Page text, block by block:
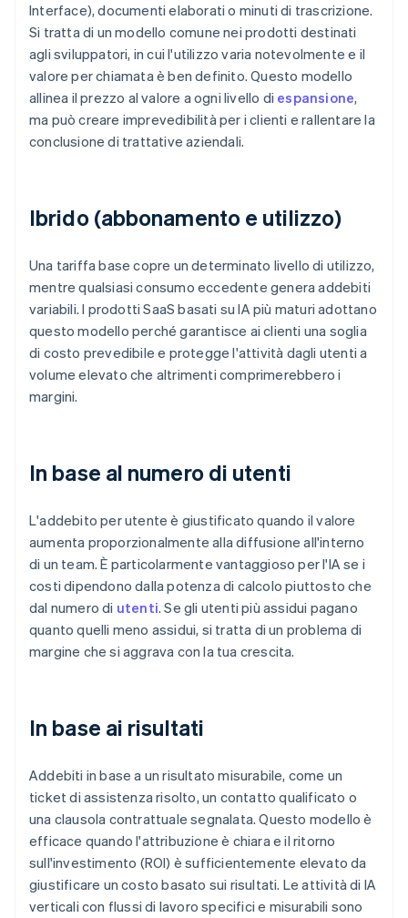
Interface), documenti elaborati o minuti di trascrizione.
Si tratta di un modello comune nei prodotti destinati
agli sviluppatori, in cui l'utilizzo varia notevolmente e il
valore per chiamata è ben definito. Questo modello
allinea il prezzo al valore a ogni livello di espansione,
ma può creare imprevedibilità per i clienti e rallentare la
conclusione di trattative aziendali.
Ibrido (abbonamento e utilizzo)
Una tariffa base copre un determinato livello di utilizzo,
mentre qualsiasi consumo eccedente genera addebiti
variabili. I prodotti SaaS basati su IA più maturi adottano
questo modello perché garantisce ai clienti una soglia
di costo prevedibile e protegge l'attività dagli utenti a
volume elevato che altrimenti comprimerebbero i
margini.
In base al numero di utenti
L'addebito per utente è giustificato quando il valore
aumenta proporzionalmente alla diffusione all'interno
di un team. È particolarmente vantaggioso per l'IA se i
costi dipendono dalla potenza di calcolo piuttosto che
dal numero di utenti. Se gli utenti più assidui pagano
quanto quelli meno assidui, si tratta di un problema di
margine che si aggrava con la tua crescita.
In base ai risultati
Addebiti in base a un risultato misurabile, come un
ticket di assistenza risolto, un contatto qualificato o
una clausola contrattuale segnalata. Questo modello è
efficace quando l'attribuzione è chiara e il ritorno
sull'investimento (ROI) è sufficientemente elevato da
giustificare un costo basato sui risultati. Le attività di IA
verticali con flussi di lavoro specifici e misurabili sono